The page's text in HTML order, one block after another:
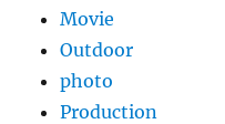
Movie
Outdoor
photo
Production